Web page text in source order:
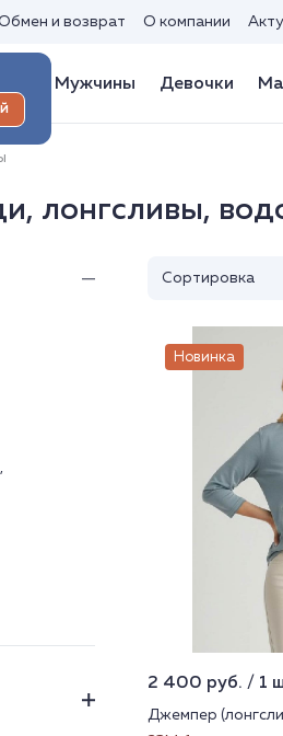
и возврат О компании
Мужчины Девочки
лонгсливы,
Сортировка
Новинка
2 400 руб. / 1
Джемпер